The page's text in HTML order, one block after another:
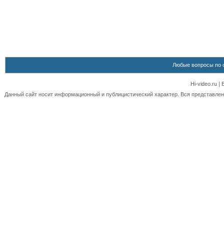
Любые вопросы по
Hi-video.ru |
Данный сайт носит информационный и публицистический характер. Вся